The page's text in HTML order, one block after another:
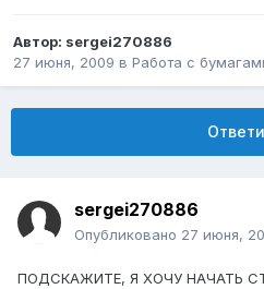
Автор: sergei270886
27 июня, 2009 в Работа с
sergei270886
Опубликовано 27 июня,
ПОДСКАЖИТЕ, Я ХОЧУ НАЧАТЬ